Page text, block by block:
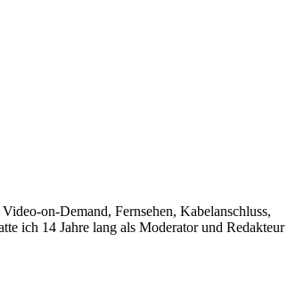
on-Demand, Fernsehen, Kabelanschluss,
ich 14 Jahre lang als Moderator und Redakteur